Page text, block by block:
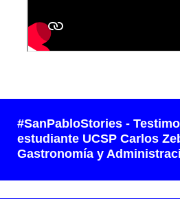
#SanPabloStories -
estudiante UCSP Carlos
Gastronomía y